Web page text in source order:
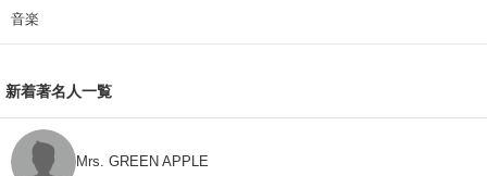
音楽
新着著名人一覧
Mrs. GREEN APPLE